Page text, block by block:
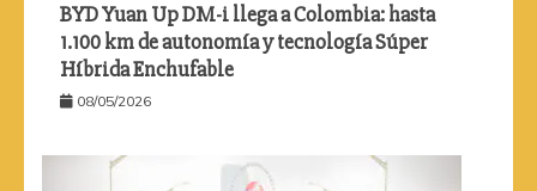
BYD Yuan Up DM-i llega a Colombia: hasta
1.100 km de autonomía y tecnología Súper
Híbrida Enchufable
08/05/2026